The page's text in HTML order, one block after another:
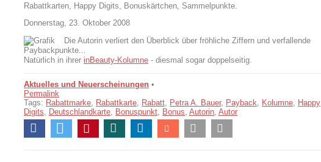
Rabattkarten, Happy Digits, Bonuskärtchen, Sammelpunkte.
Donnerstag, 23. Oktober 2008
Die Autorin verliert den Überblick über fröhliche Ziffern und verfallende
Paybackpunkte...
Natürlich in ihrer inBeauty-Kolumne - diesmal sogar doppelseitig.
Aktuelles und Neuerscheinungen •
Permalink
Tags: Rabattmarke Rabattkarte Rabatt Petra A. Bauer, Payback Kolumne
Happy
Digits
Deutschlandkarte Bonuspunkt Bonus Autorin Autor